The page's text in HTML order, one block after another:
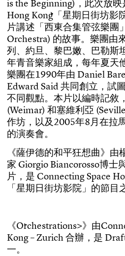
isthe Beginning) ， 此次放映
Hong Kong 「星期日街坊影
片講述 「西東合集管弦樂團 」
Orchestra) 的故事。 樂團由
列、 約旦、 黎巴嫩、 巴勒斯
年青音樂家組成 ， 每年夏天
樂團在1990年由 Daniel Bare
EdwardSaid共同創立 ， 試圖
不同觀點。 本片以編時記敘 ，
(Weimar) 和塞維利亞 (Sevill
作坊 ， 以及2005年8月在拉
的演奏會。
《薩伊德的和平狂想曲》 由
家 Giorgio Biancorosso博士
片 ， 是 ConnectingSpace Ho
「星期日街坊影院 」 的節目
《Orchestrations>》 由Conn
Kong–Zurich合辦 ， 是 Draf
一。